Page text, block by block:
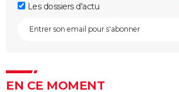
Les dossiers d'actu
EN CE MOMENT